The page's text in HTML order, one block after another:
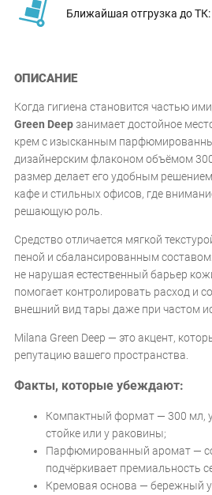
Ближайшая отгрузка до
ОПИСАНИЕ
Когда гигиена становится частью
Green Deep занимает достойное
крем с изысканным
дизайнерским флаконом объёмом
размер делает его удобным
кафе и стильных офисов, где
решающую роль.
Средство отличается мягкой
пеной и сбалансированным
не нарушая естественный барьер
помогает контролировать расход и
внешний вид тары даже при частом
Milana Green Deep — это акцент,
репутацию вашего пространства.
Факты, которые убеждают:
Компактный формат — 300 мл,
стойке или у раковины;
Парфюмированный аромат —
подчёркивает премиальность
Кремовая основа — бережный